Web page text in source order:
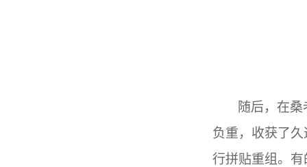
随后，在
负重，收获了
行拼贴重组。